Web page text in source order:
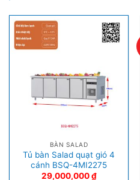
BÀN SALAD
Tủ bàn Salad quạt gió 4
cánh BSQ-4MI2275
29,000,000₫